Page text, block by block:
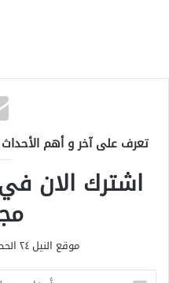
تعرف على آخر و أهم
اشترك الان في
موقع النيل ٢٤ الحصري علي مدار الساعة